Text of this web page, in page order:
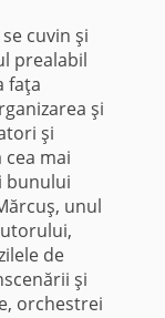
cuvin şi
prealabil
faţa
şi
şi
mai
bunului
unul
de
şi
orchestrei